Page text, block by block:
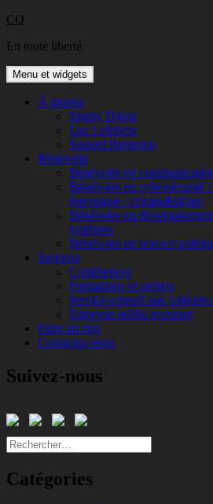
Aller
contenu
CQ
En toute liberté.
Menu et widgets
À propos
Jimmy Djivre
Luc Lefebvre
Samuel Bergeron
Bénévolat
Bénévoles en
Bénévoles en cybersécurité
forensique / criminalistique
Bénévoles en
systèmes
Bénévoles en science
Services
Conférences
Formations et ateliers
Service-conseil aux cabinets
Entrevue média et expert
Faire un don
Contactez-nous
Suivez-nous
Rechercher :
Catégories